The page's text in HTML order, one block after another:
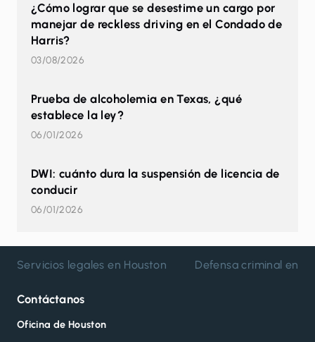
¿Cómo lograr que se desestime un cargo por
manejar de reckless driving en el Condado de
Harris?
03/08/2026
Prueba de alcoholemia en Texas, ¿qué
establece la ley?
06/01/2026
DWI: cuánto dura la suspensión de licencia de
conducir
06/01/2026
Servicios legales en Houston Defensa criminal en
Contáctanos
Oficina de Houston